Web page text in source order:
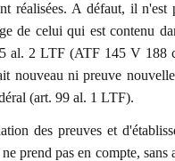
réalisées. A défaut, il
de celui qui est contenu
al. 2 LTF (ATF 145 V 188
nouveau ni preuve
(art. 99 al. 1 LTF).
des preuves et
prend pas en compte, sans